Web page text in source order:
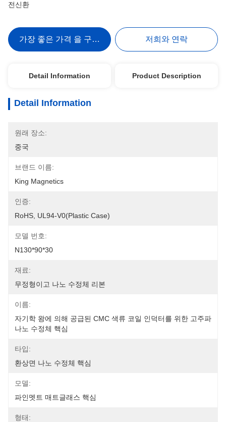
전신환
가장 좋은 가격 을 구하라 저희와 연락
Detail Information Product Description
Detail Information
원래 장소:
중국
브랜드 이름:
King Magnetics
인증:
RoHS, UL94-V0(Plastic Case)
모델 번호:
N130*90*30
재료:
무정형이고 나노 수정체 리본
이름:
자기학 왕에 의해 공급된 CMC 색류 코일 인덕터를 위한 고주파
나노 수정체 핵심
타입:
환상면 나노 수정체 핵심
모델:
파인멧트 매트글래스 핵심
형태: